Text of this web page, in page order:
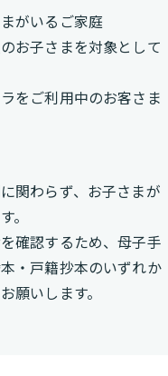
がいるご家庭
お子さまを対象として
をご利用中のお客さま
関わらず、お子さまが
。
確認するため、母子手
・戸籍抄本のいずれか
願いします。